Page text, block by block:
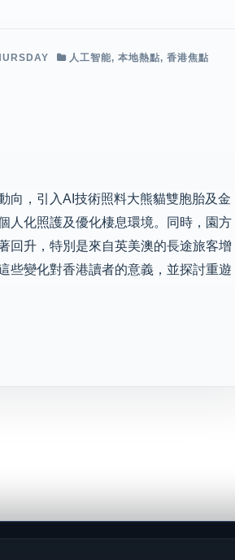
人工智能, 本地熱點, 香港焦點
向，引入AI技術照料大熊貓雙胞胎及金
人化照護及優化棲息環境。同時，園方
回升，特別是來自英美澳的長途旅客增
些變化對香港讀者的意義，並探討重遊